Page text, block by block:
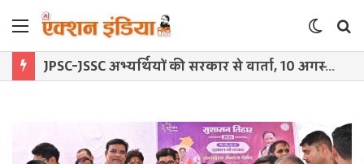
Menu
Switch
skin
JPSC-JSSC अभ्यर्थियों की सरकार से वार्ता, 10 अगस्त तक मांगें नहीं मानीं तो घेराव